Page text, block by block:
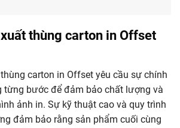
thùng carton in Offset
carton in Offset yêu cầu sự chính
từng bước để đảm bảo chất lượng và
ảnh in. Sự kỹ thuật cao và quy trình
đảm bảo rằng sản phẩm cuối cùng